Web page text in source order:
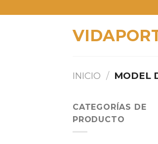
to
INICIO / MODEL
CATEGORÍAS DE
PRODUCTO